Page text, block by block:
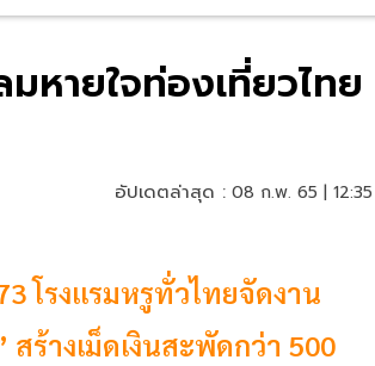
หายใจท่องเที่ยวไทย
อัปเดตล่าสุด : 08 ก.พ. 65 |
โรงแรมหรูทั่วไทยจัดงาน
สร้างเม็ดเงินสะพัดกว่า 500